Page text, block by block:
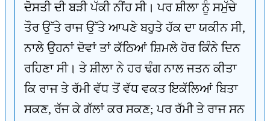
ਦੋਸਤੀ ਦੀ ਬੜੀ ਪੱਕੀ ਨੀਂਹ ਸੀ। ਪਰ ਸ਼ੀਲਾ ਨੂੰ ਸਮੁੱਚੇ
ਤੌਰ ਉੱਤੇ ਰਾਜ ਉੱਤੇ ਆਪਣੇ ਬਹੁਤੇ ਹੱਕ ਦਾ ਯਕੀਨ ਸੀ,
ਨਾਲੇ ਉਹਨਾਂ ਦੋਵਾਂ ਤਾਂ ਕੱਠਿਆਂ ਸ਼ਿਮਲੇ ਹੋਰ ਕਿੰਨੇ ਦਿਨ
ਰਹਿਣਾ ਸੀ। ਤੇ ਸ਼ੀਲਾ ਨੇ ਹਰ ਢੰਗ ਨਾਲ ਜਤਨ ਕੀਤਾ
ਕਿ ਰਾਜ ਤੇ ਰੱਮੀ ਵੱਧ ਤੋਂ ਵੱਧ ਵਕਤ ਇਕੱਲਿਆਂ ਬਿਤਾ
ਸਕਣ, ਰੱਜ ਕੇ ਗੱਲਾਂ ਕਰ ਸਕਣ; ਪਰ ਰੱਮੀ ਤੇ ਰਾਜ ਸਨ